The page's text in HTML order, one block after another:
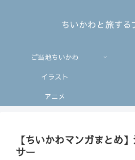
ちいかわと旅する
ご当地ちいかわ
イラスト
アニメ
【ちいかわマンガまとめ
サー